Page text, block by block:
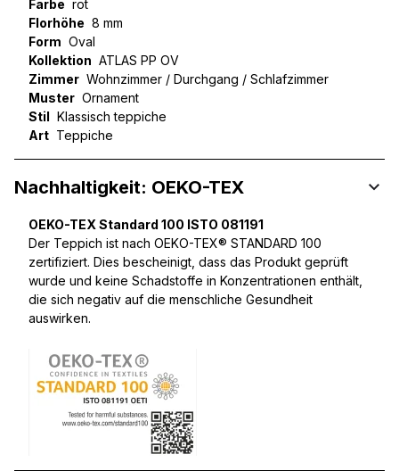
Farbe rot
Florhöhe 8 mm
Form Oval
Kollektion ATLAS PP OV
Zimmer Wohnzimmer / Durchgang / Schlafzimmer
Muster Ornament
Stil Klassisch teppiche
Art Teppiche
Nachhaltigkeit: OEKO-TEX
OEKO-TEX Standard 100 ISTO 081191
Der Teppich ist nach OEKO-TEX® STANDARD 100
zertifiziert. Dies bescheinigt, dass das Produkt geprüft
wurde und keine Schadstoffe in Konzentrationen enthält,
die sich negativ auf die menschliche Gesundheit
auswirken.